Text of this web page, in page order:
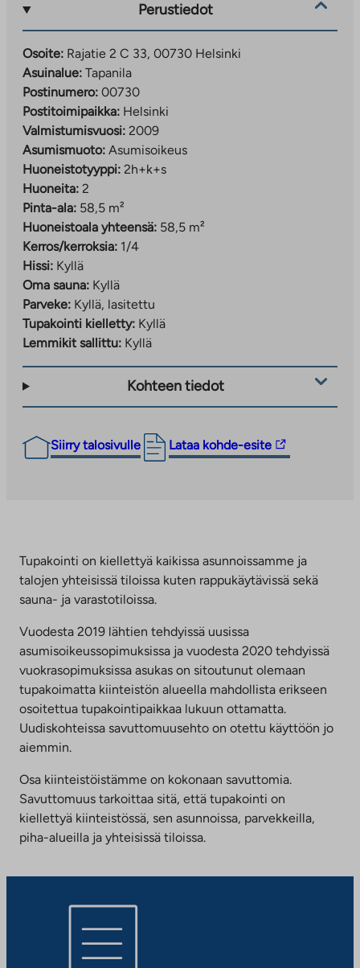
Perustiedot
Osoite: Rajatie 2 C 33, 00730 Helsinki
Asuinalue: Tapanila
Postinumero: 00730
Postitoimipaikka: Helsinki
Valmistumisvuosi: 2009
Asumismuoto: Asumisoikeus
Huoneistotyyppi: 2h+k+s
Huoneita: 2
Pinta-ala: 58,5 m²
Huoneistoala yhteensä: 58,5 m²
Kerros/kerroksia: 1/4
Hissi: Kyllä
Oma sauna: Kyllä
Parveke: Kyllä, lasitettu
Tupakointi kielletty: Kyllä
Lemmikit sallittu: Kyllä
Kohteen tiedot
Siirry talosivulle Lataa kohde-esite
Linkki
vie
uuteen
välilehteen
Tupakointi on kiellettyä kaikissa asunnoissamme ja
talojen yhteisissä tiloissa kuten rappukäytävissä sekä
sauna- ja varastotiloissa.
Vuodesta 2019 lähtien tehdyissä uusissa
asumisoikeussopimuksissa ja vuodesta 2020 tehdyissä
vuokrasopimuksissa asukas on sitoutunut olemaan
tupakoimatta kiinteistön alueella mahdollista erikseen
osoitettua tupakointipaikkaa lukuun ottamatta.
Uudiskohteissa savuttomuusehto on otettu käyttöön jo
aiemmin.
Osa kiinteistöistämme on kokonaan savuttomia.
Savuttomuus tarkoittaa sitä, että tupakointi on
kiellettyä kiinteistössä, sen asunnoissa, parvekkeilla,
piha-alueilla ja yhteisissä tiloissa.